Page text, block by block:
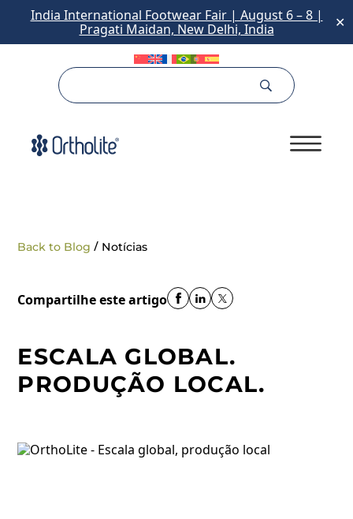
India International Footwear Fair | August 6 – 8 |
Pragati Maidan, New Delhi, India
✕
Back to Blog / Notícias
Compartilhe este artigo
ESCALA GLOBAL.
PRODUÇÃO LOCAL.